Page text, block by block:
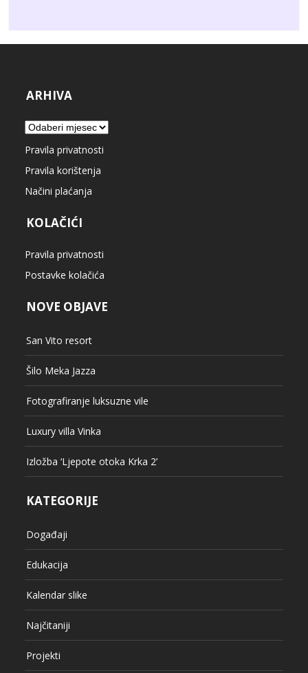
ARHIVA
Arhiva
Pravila privatnosti
Pravila korištenja
Načini plaćanja
KOLAČIĆI
Pravila privatnosti
Postavke kolačića
NOVE OBJAVE
San Vito resort
Šilo Meka Jazza
Fotografiranje luksuzne vile
Luxury villa Vinka
Izložba ‘Ljepote otoka Krka 2’
KATEGORIJE
Događaji
Edukacija
Kalendar slike
Najčitaniji
Projekti